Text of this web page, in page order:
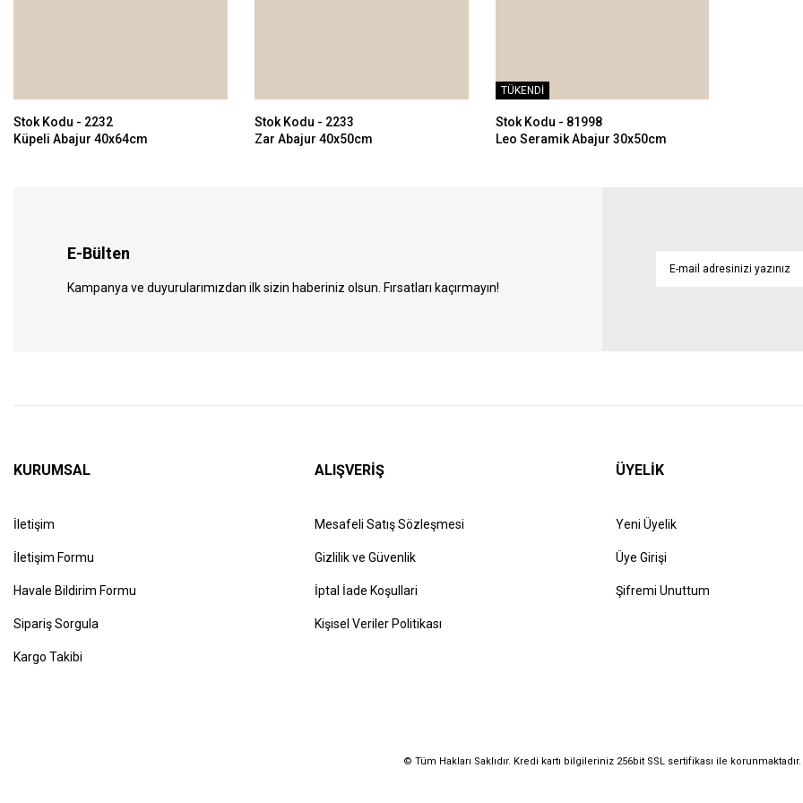
Stok Kodu - 2232
Küpeli Abajur 40x64cm
Stok Kodu - 2233
Zar Abajur 40x50cm
TÜKENDİ
Stok Kodu - 81998
Leo Seramik Abajur 30x50cm
E-Bülten
Kampanya ve duyurularımızdan ilk sizin haberiniz olsun. Fırsatları kaçırmayın!
KURUMSAL
İletişim
İletişim Formu
Havale Bildirim Formu
Sipariş Sorgula
Kargo Takibi
ALIŞVERİŞ
Mesafeli Satış Sözleşmesi
Gizlilik ve Güvenlik
İptal İade Koşullari
Kişisel Veriler Politikası
ÜYELİK
Yeni Üyelik
Üye Girişi
Şifremi Unuttum
© Tüm Hakları Saklıdır. Kredi kartı bilgileriniz 256bit SSL sertifikası ile korunmaktadır.